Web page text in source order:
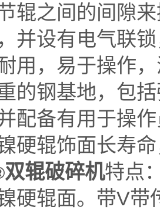
辊之间的间隙
并设有电气联
用，易于操作
的钢基地，包
配备有用于操
硬辊饰面长寿
双辊破碎机特点
硬辊面。带V